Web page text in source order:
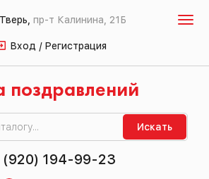
пр-т Калинина, 21Б
Вход / Регистрация
поздравлений
Искать
(920) 194-99-23